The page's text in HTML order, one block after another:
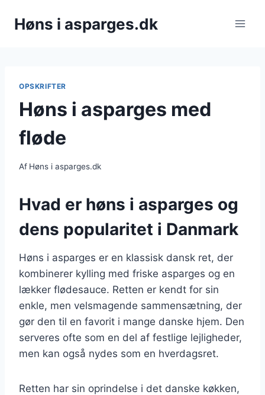
Høns i asparges.dk
OPSKRIFTER
Høns i asparges med
fløde
Af Høns i asparges.dk
Hvad er høns i asparges og
dens popularitet i Danmark
Høns i asparges er en klassisk dansk ret, der
kombinerer kylling med friske asparges og en
lækker flødesauce. Retten er kendt for sin
enkle, men velsmagende sammensætning, der
gør den til en favorit i mange danske hjem. Den
serveres ofte som en del af festlige lejligheder,
men kan også nydes som en hverdagsret.
Retten har sin oprindelse i det danske køkken,